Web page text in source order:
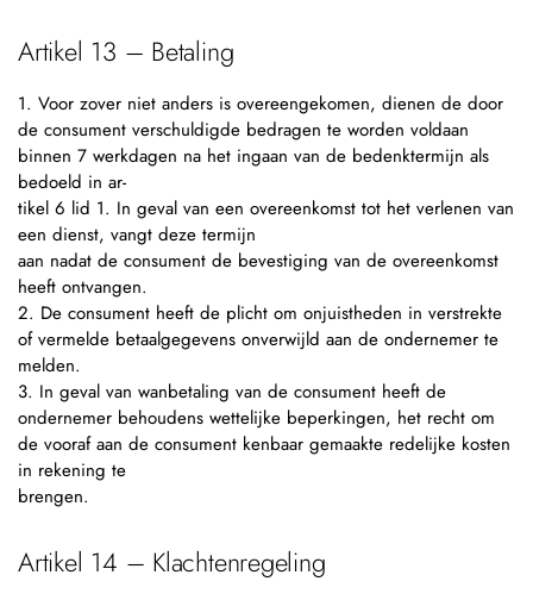
Artikel 13 – Betaling
1. Voor zover niet anders is overeengekomen, dienen de door
de consument verschuldigde bedragen te worden voldaan
binnen 7 werkdagen na het ingaan van de bedenktermijn als
bedoeld in ar-
tikel 6 lid 1. In geval van een overeenkomst tot het verlenen van
een dienst, vangt deze termijn
aan nadat de consument de bevestiging van de overeenkomst
heeft ontvangen.
2. De consument heeft de plicht om onjuistheden in verstrekte
of vermelde betaalgegevens onverwijld aan de ondernemer te
melden.
3. In geval van wanbetaling van de consument heeft de
ondernemer behoudens wettelijke beperkingen, het recht om
de vooraf aan de consument kenbaar gemaakte redelijke kosten
in rekening te
brengen.
Artikel 14 – Klachtenregeling